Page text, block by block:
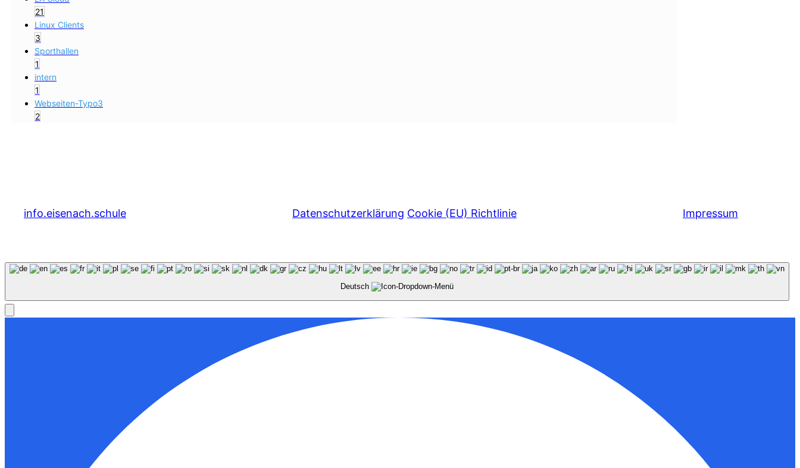
21
Linux Clients
3
Sporthallen
1
intern
1
Webseiten-Typo3
2
info.eisenach.schule Datenschutzerklärung Cookie (EU) Richtlinie Impressum
Deutsch